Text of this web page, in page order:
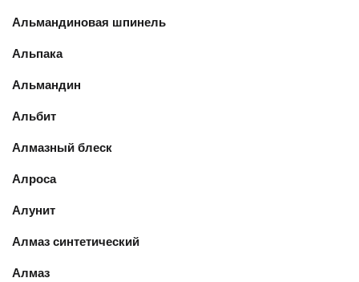
Альмандиновая шпинель
Альпака
Альмандин
Альбит
Алмазный блеск
Алроса
Алунит
Алмаз синтетический
Алмаз